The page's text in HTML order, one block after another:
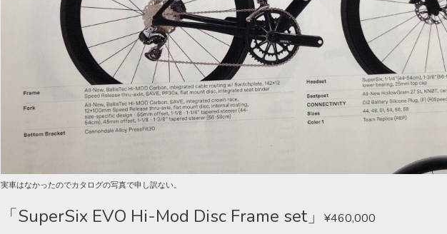
実車はなかったのでカタログの写真で申し訳ない。
「SuperSix EVO Hi-Mod Disc Frame set」 ¥460,000